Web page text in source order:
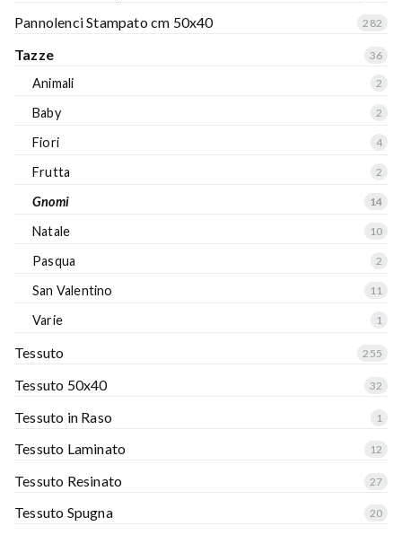
Pannolenci Stampato cm 50x40 282
Tazze 36
Animali 2
Baby 2
Fiori 4
Frutta 2
Gnomi 14
Natale 10
Pasqua 2
San Valentino 11
Varie 1
Tessuto 255
Tessuto 50x40 32
Tessuto in Raso 1
Tessuto Laminato 12
Tessuto Resinato 27
Tessuto Spugna 20